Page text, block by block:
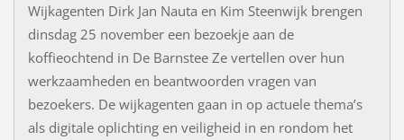
Wijkagenten Dirk Jan Nauta en Kim Steenwijk brengen
dinsdag 25 november een bezoekje aan de
koffieochtend in De Barnstee Ze vertellen over hun
werkzaamheden en beantwoorden vragen van
bezoekers. De wijkagenten gaan in op actuele thema’s
als digitale oplichting en veiligheid in en rondom het